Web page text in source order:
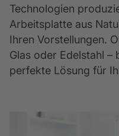
Technologien
Arbeitsplatte aus
Ihren Vorstellungen.
Glas oder Edelstahl –
perfekte Lösung für